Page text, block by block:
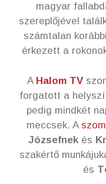
magyar
szereplőjével
számtalan
érkezett a
A Halom TV
forgatott a
pedig mindkét
meccsek. A
Józsefnek és
szakértő
és